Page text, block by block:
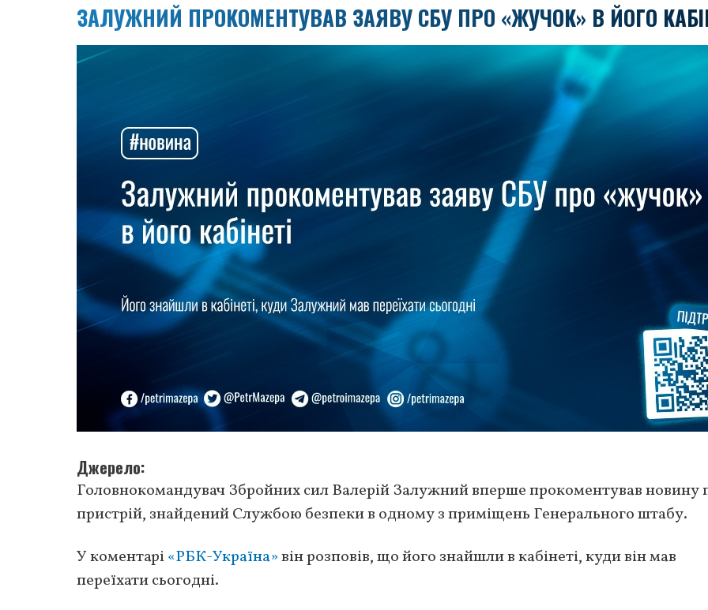
ЗАЛУЖНИЙ ПРОКОМЕНТУВАВ ЗАЯВУ СБУ ПРО «ЖУЧОК» В ЙОГО
Джерело
Головнокомандувач Збройних сил Валерій Залужний вперше прокоментував новину
пристрій, знайдений Службою безпеки в одному з приміщень Генерального штабу.
У коментарі«РБК-Україна»він розповів, що його знайшли в кабінеті, куди він мав
переїхати сьогодні.